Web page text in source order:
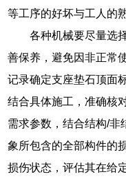
等工序的好坏与工人的
各种机械要尽量选
善保养，避免因非正常
记录确定支座垫石顶面
结合具体施工，准确核
需求参数，结合结构/非
象所包含的全部构件的
损伤状态，评估其在给